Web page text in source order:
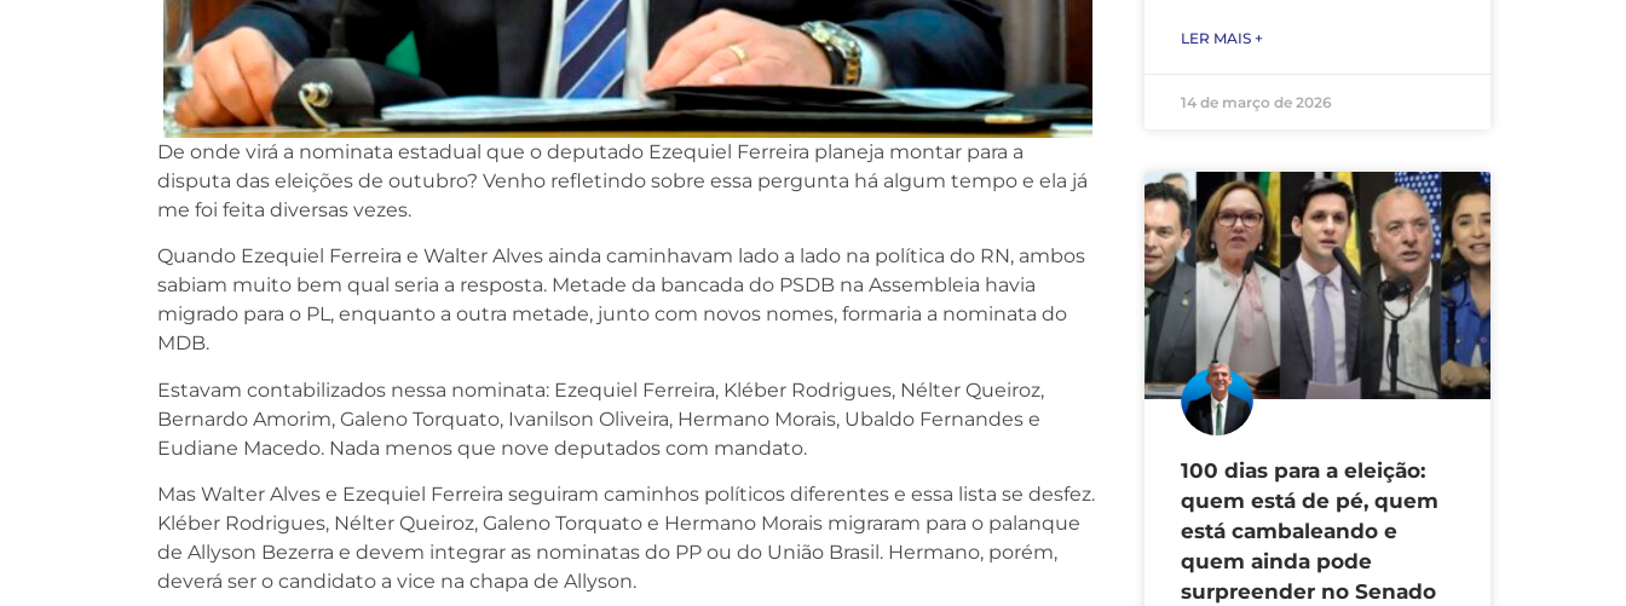
De onde virá a nominata estadual que o deputado Ezequiel Ferreira planeja montar para a
disputa das eleições de outubro? Venho refletindo sobre essa pergunta há algum tempo e ela já
me foi feita diversas vezes.
Quando Ezequiel Ferreira e Walter Alves ainda caminhavam lado a lado na política do RN, ambos
sabiam muito bem qual seria a resposta. Metade da bancada do PSDB na Assembleia havia
migrado para o PL, enquanto a outra metade, junto com novos nomes, formaria a nominata do
MDB.
Estavam contabilizados nessa nominata: Ezequiel Ferreira, Kléber Rodrigues, Nélter Queiroz,
Bernardo Amorim, Galeno Torquato, Ivanilson Oliveira, Hermano Morais, Ubaldo Fernandes e
Eudiane Macedo. Nada menos que nove deputados com mandato.
Mas Walter Alves e Ezequiel Ferreira seguiram caminhos políticos diferentes e essa lista se desfez.
Kléber Rodrigues, Nélter Queiroz, Galeno Torquato e Hermano Morais migraram para o palanque
de Allyson Bezerra e devem integrar as nominatas do PP ou do União Brasil. Hermano, porém,
deverá ser o candidato a vice na chapa de Allyson.
LER MAIS +
14 de março de 2026
100 dias para a eleição:
quem está de pé, quem
está cambaleando e
quem ainda pode
surpreender no Senado